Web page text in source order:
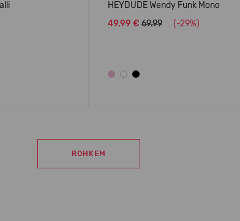
HEYDUDE Wendy Funk Mono
49,99 € 69.99 (-29%)
ROHKEM